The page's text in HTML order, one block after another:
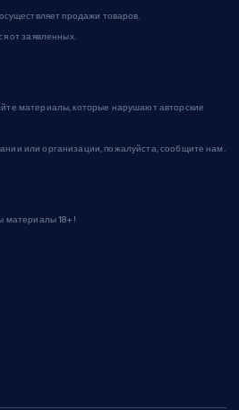
продажи товаров.
от заявленных.
материалы, которые нарушают авторские
или организации, пожалуйста, сообщите нам.
материалы 18+!